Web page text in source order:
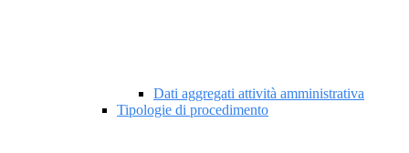
Dati aggregati attività amministrativa
Tipologie di procedimento